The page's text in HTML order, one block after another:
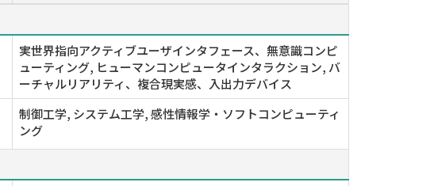
実世界指向アクティブユーザインタフェース、無意識コンピ
ューティング, ヒューマンコンピュータインタラクション, バ
ーチャルリアリティ、複合現実感、入出力デバイス
制御工学, システム工学, 感性情報学・ソフトコンピューティ
ング